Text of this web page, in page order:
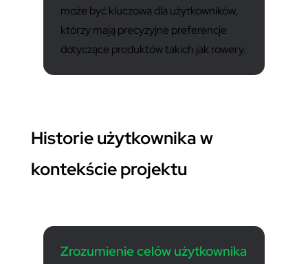
może być kluczowa dla użytkowników,
którzy mają precyzyjne preferencje
dotyczące produktów takich jak rowery.
Historie użytkownika w
kontekście projektu
Zrozumienie celów użytkownika